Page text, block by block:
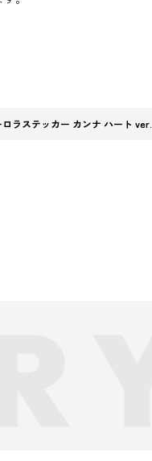
ラステッカー カンナ ハート ver.